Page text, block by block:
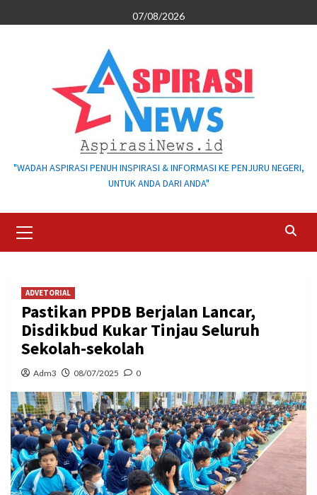
to
07/08/2026
"WADAH ASPIRASI PENUH INSPIRASI & INFORMASI KE PENJURU NEGERI,
UNTUK ANDA DARI ANDA"
Menu
ADVETORIAL
Pastikan PPDB Berjalan Lancar,
Disdikbud Kukar Tinjau Seluruh
Sekolah-sekolah
Adm3 08/07/2025 0